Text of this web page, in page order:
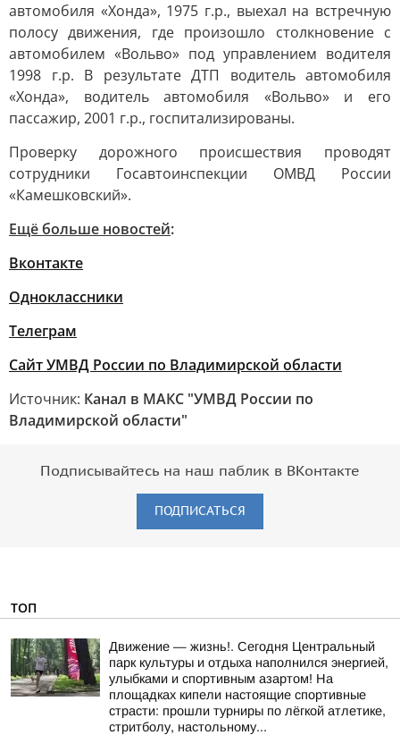
автомобиля «Хонда», 1975 г.р., выехал на встречную
полосу движения, где произошло столкновение с
автомобилем «Вольво» под управлением водителя
1998 г.р. В результате ДТП водитель автомобиля
«Хонда», водитель автомобиля «Вольво» и его
пассажир, 2001 г.р., госпитализированы.
Проверку дорожного происшествия проводят
сотрудники Госавтоинспекции ОМВД России
«Камешковский».
Ещё больше новостей:
Вконтакте
Одноклассники
Телеграм
Сайт УМВД России по Владимирской области
Источник: Канал в МАКС "УМВД России по
Владимирской области"
Подписывайтесь на наш паблик в ВКонтакте
ПОДПИСАТЬСЯ
ТОП
Движение — жизнь!. Сегодня Центральный
парк культуры и отдыха наполнился энергией,
улыбками и спортивным азартом! На
площадках кипели настоящие спортивные
страсти: прошли турниры по лёгкой атлетике,
стритболу, настольному...